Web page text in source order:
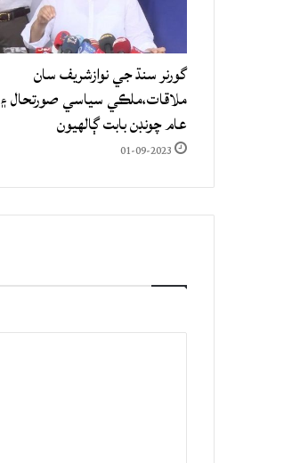
گورنر سنڌ جي نوازشريف سان
ملاقات،ملڪي سياسي صورتحال ۽
عام چونڊن بابت ڳالهيون
01-09-2023